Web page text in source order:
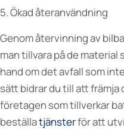
5. Ökad återanvändning
Genom återvinning av
man tillvara på de material
hand om det avfall som
sätt bidrar du till att
företagen som tillverkar
beställatjänsterför att